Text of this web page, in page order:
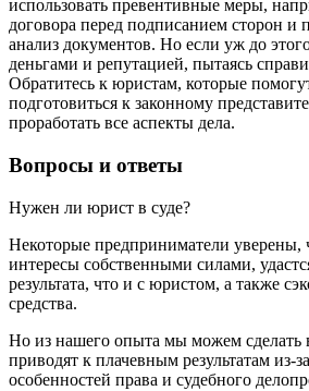
использовать превентивные меры,
договора перед подписанием сторон и
анализ документов. Но если уж до
деньгами и репутацией, пытаясь
Обратитесь к юристам, которые
подготовиться к законному
проработать все аспекты дела.
Вопросы и ответы
Нужен ли юрист в суде?
Некоторые предприниматели уверены,
интересы собственными силами,
результата, что и с юристом, а также
средства.
Но из нашего опыта мы можем сделать
приводят к плачевным результатам из-
особенностей права и судебного